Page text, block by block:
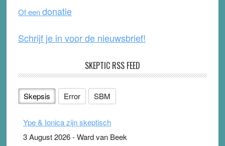
k
Of eendonatie
Schrijf je in voor de nieuwsbrief!
SKEPTIC RSS FEED
Skepsis Error SBM
Ype & Ionica zijn skeptisch
3 August 2026-Ward van Beek